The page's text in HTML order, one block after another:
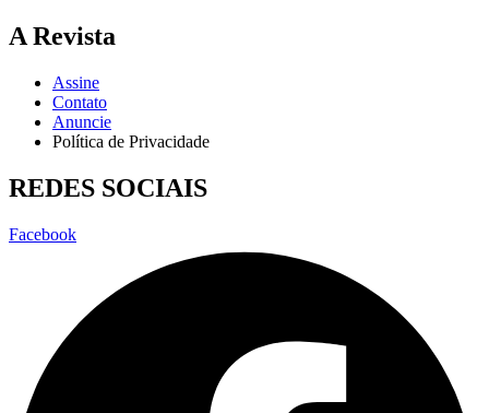
A Revista
Assine
Contato
Anuncie
Política de Privacidade
REDES SOCIAIS
Facebook